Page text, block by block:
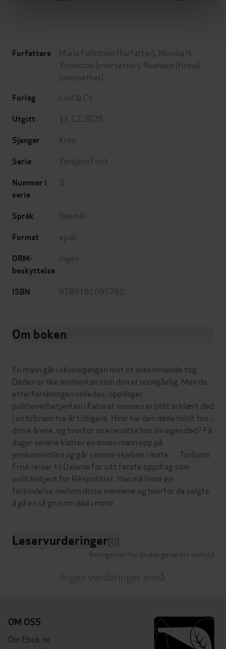
Forfattere Maria Fallström (forfatter), Monika N.
Yndestad (oversetter), Nuanxed (firma)
(oversetter)
Forlag Lind & Co
Utgitt 11.12.2025
Sjanger Krim
Serie Torbjörn Frisk
Nummer i
serie
3
Språk Bokmål
Format epub
DRM-
beskyttelse
Ingen
ISBN 9789181095760
Om boken
En mann går i skinnegangen mot et ankommende tog.
Døden er like momentan som den er uunngåelig. Men da
etterforskningen innledes, oppdager
politioverbetjenten i Falun at mannen er blitt erklært død
i en bilbrann tre år tidligere. Hvor har den døde holdt hus i
disse årene, og hvorfor iscenesatte han sin egen død? Få
dager senere klatrer en annen mann opp på
jernbanevollen og går samme skjebne i møte … Torbjörn
Frisk reiser til Dalarna for sitt første oppdrag som
politibetjent for Rikspolitiet. Han må finne en
forbindelse mellom disse mennene og hvorfor de valgte
Leservurderinger(0)
Betingelser for brukergenerert innhold
Ingen vurderinger ennå
OM OSS
Om Ebok.no